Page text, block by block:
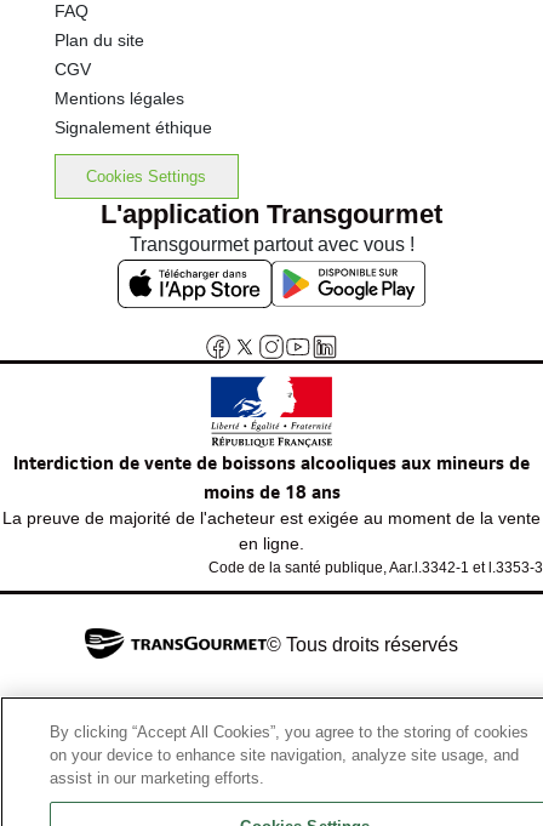
FAQ
Plan du site
CGV
Mentions légales
Signalement éthique
Cookies Settings
L'application Transgourmet
Transgourmet partout avec vous !
Interdiction de vente de boissons alcooliques aux mineurs de
moins de 18 ans
La preuve de majorité de l'acheteur est exigée au moment de la vente
en ligne.
Code de la santé publique, Aar.l.3342-1 et l.3353-3
© Tous droits réservés
By clicking “Accept All Cookies”, you agree to the storing of cookies
on your device to enhance site navigation, analyze site usage, and
assist in our marketing efforts.